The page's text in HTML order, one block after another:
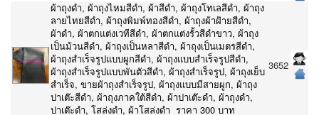
ผ้าถุงดำ, ผ้าถุงไหมสีดำ, ผ้าสีดำ, ผ้าถุงโทเลสีดำ, ผ้าถุง
ลายไทยสีดำ, ผ้าถุงพิมพ์ทองสีดำ, ผ้าถุงผ้าฝ้ายสีดำ,
ผ้าดำ, ผ้าตกแต่งเวทีสีดำ, ผ้าตกแต่งรั้วสีดำขาว, ผ้าถุง
เป็นม้วนสีดำ, ผ้าถุงเป็นหลาสีดำ, ผ้าถุงเป็นเมตรสีดำ,
ผ้าถุงสำเร็จรูปแบบผูกสีดำ, ผ้าถุงแบบสำเร็จรูปสีดำ,
ผ้าถุงสำเร็จรูปแบบพันตัวสีดำ, ผ้าถุงสำเร็จรูป, ผ้าถุงเย็บ
สำเร็จ, ขายผ้าถุงสำเร็จรูป, ผ้าถุงแบบมีสายผูก, ผ้าถุง
ปาเต๊ะสีดำ, ผ้าถุงภาคใต้สีดำ, ผ้าปาเต๊ะดำ, ผ้าถุงดำ,
ปาเต๊ะดำ, โสล่งดำ, ผ้าโสล่งดำ ราคา 300 บาท
3652